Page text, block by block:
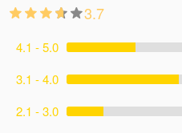
コメント0件拍手0回
3.7
4.1 - 5.0
3.1 - 4.0
2.1 - 3.0